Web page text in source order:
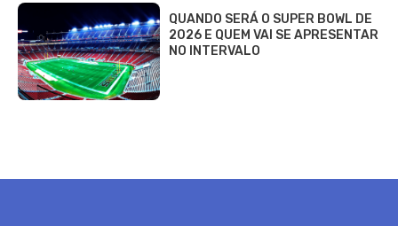
QUANDO SERÁ O SUPER BOWL DE
2026 E QUEM VAI SE APRESENTAR
NO INTERVALO